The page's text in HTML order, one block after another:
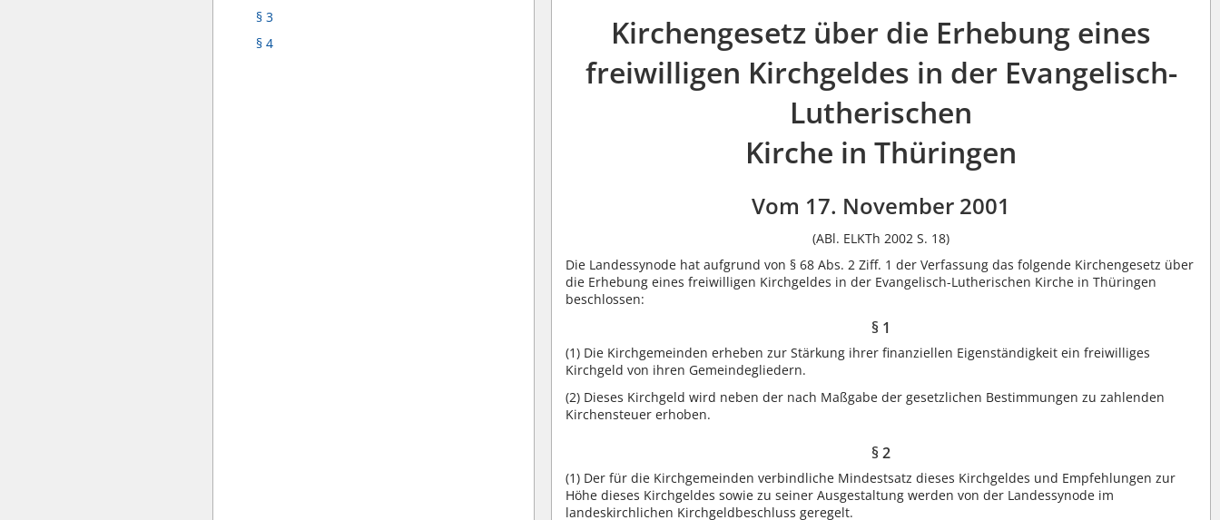
§ 3
§ 4
Kirchengesetz über die Erhebung eines
freiwilligen Kirchgeldes in der Evangelisch-
Lutherischen
Kirche in Thüringen
Vom 17. November 2001
(ABl. ELKTh 2002 S. 18)
Die Landessynode hat aufgrund von § 68 Abs. 2 Ziff. 1 der Verfassung das folgende Kirchengesetz über
die Erhebung eines freiwilligen Kirchgeldes in der Evangelisch-Lutherischen Kirche in Thüringen
beschlossen:
§ 1
(1) Die Kirchgemeinden erheben zur Stärkung ihrer finanziellen Eigenständigkeit ein freiwilliges
Kirchgeld von ihren Gemeindegliedern.
(2) Dieses Kirchgeld wird neben der nach Maßgabe der gesetzlichen Bestimmungen zu zahlenden
Kirchensteuer erhoben.
§ 2
(1) Der für die Kirchgemeinden verbindliche Mindestsatz dieses Kirchgeldes und Empfehlungen zur
Höhe dieses Kirchgeldes sowie zu seiner Ausgestaltung werden von der Landessynode im
landeskirchlichen Kirchgeldbeschluss geregelt.